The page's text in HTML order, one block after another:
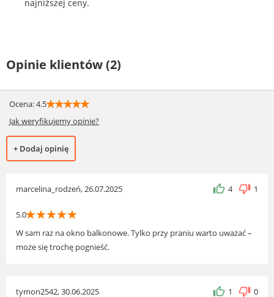
najniższej ceny.
Opinie klientów (2)
Ocena: 4.5 ☆
☆
☆
☆
☆
Jak weryfikujemy opinie?
+ Dodaj opinię
marcelina_rodzeń, 26.07.2025 4 1
5.0 ☆
☆
☆
☆
☆
W sam raz na okno balkonowe. Tylko przy praniu warto uważać –
może się trochę pognieść.
tymon2542, 30.06.2025 1 0